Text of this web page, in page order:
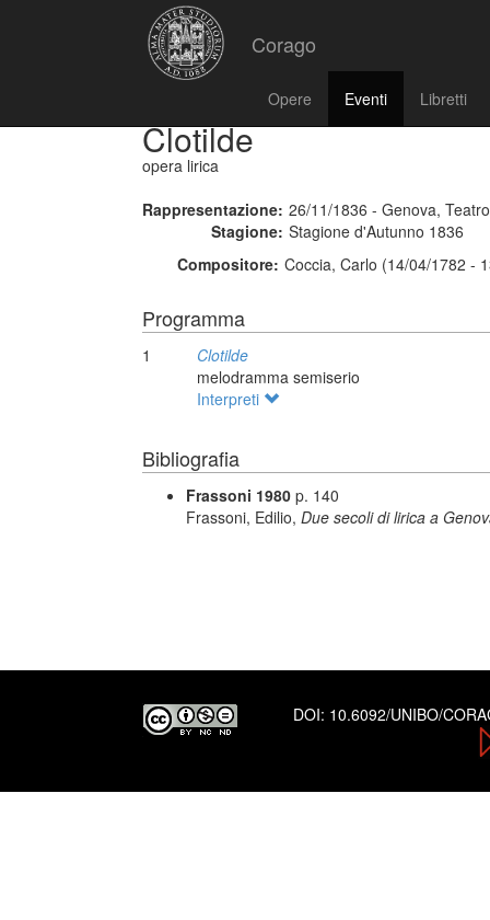
Corago
Opere Eventi Libretti
Clotilde
opera lirica
Rappresentazione: 26/11/1836 - Genova,
Stagione: Stagione d'Autunno 1836
Compositore: Coccia, Carlo (14/04/1782 -
Programma
1
Clotilde
melodramma semiserio
Interpreti
Bibliografia
Frassoni 1980 p. 140
Frassoni, Edilio, Due secoli di lirica a
DOI: 10.6092/UNIBO/